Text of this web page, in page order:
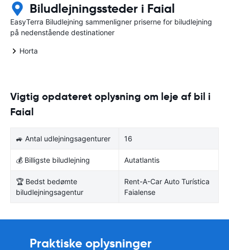
Biludlejningssteder i Faial
EasyTerra Biludlejning sammenligner priserne for biludlejning
på nedenstående destinationer
Horta
Vigtig opdateret oplysning om leje af bil i
Faial
🚙 Antal udlejningsagenturer 16
💰 Billigste biludlejning Autatlantis
🏆 Bedst bedømte
biludlejningsagentur
Rent-A-Car Auto Turística
Faialense
Praktiske oplysninger